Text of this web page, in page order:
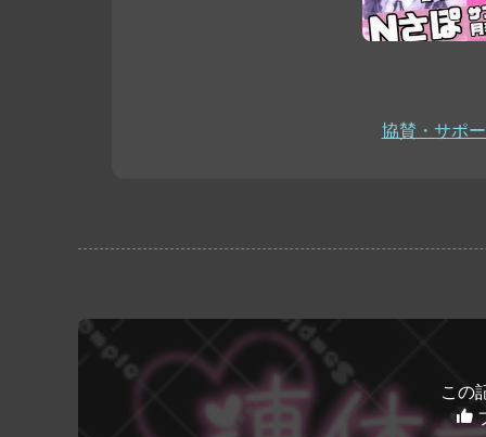
協賛・サポ
この